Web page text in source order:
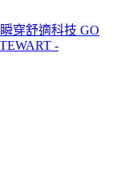
穿舒適科技 GO
-